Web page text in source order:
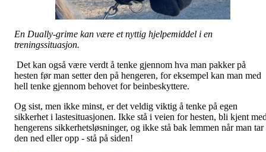
En Dually-grime kan være et nyttig hjelpemiddel i en
treningssituasjon.
Det kan også være verdt å tenke gjennom hva man pakker på
hesten før man setter den på hengeren, for eksempel kan man med
hell tenke gjennom behovet for beinbeskyttere.
Og sist, men ikke minst, er det veldig viktig å tenke på egen
sikkerhet i lastesituasjonen. Ikke stå i veien for hesten, bli kjent
hengerens sikkerhetsløsninger, og ikke stå bak lemmen når man tar
den ned eller opp - stå på siden!